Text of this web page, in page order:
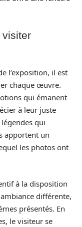
visiter
l’exposition, il est
chaque œuvre.
qui émanent
à leur juste
qui
apportent un
les photos ont
à la disposition
différente,
présentés. En
le visiteur se